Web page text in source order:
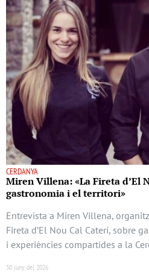
CERDANYA
Miren Villena: «La Fireta d’El
gastronomia i el territori»
Entrevista a Miren Villena,
Fireta d’El Nou Cal Caterí, sobre
i experiències compartides a la
30 juny del 2026